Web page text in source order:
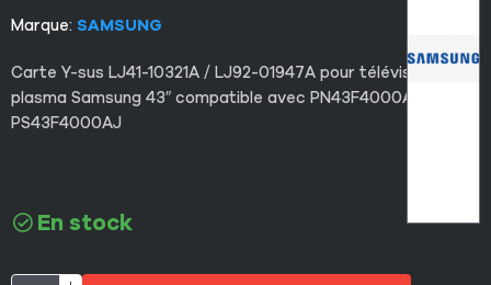
Marque: SAMSUNG
Carte Y-sus LJ41-10321A / LJ92-01947A pour téléviseur
plasma Samsung 43″ compatible avec PN43F4000AR /
PS43F4000AJ
En stock